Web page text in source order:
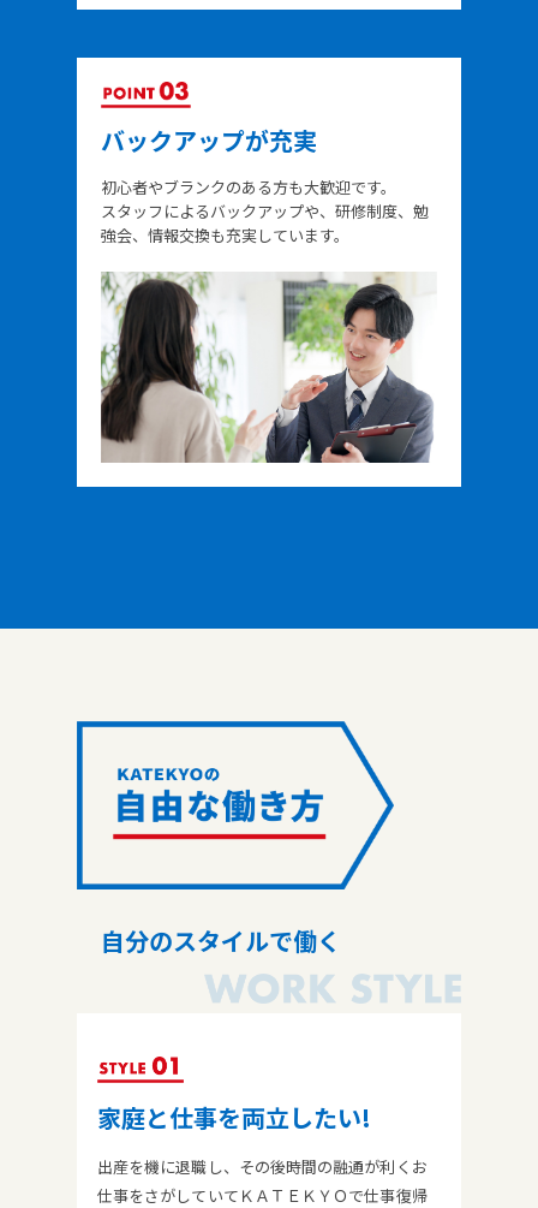
バックアップが充実
初心者やブランクのある方も大歓迎です。
スタッフによるバックアップや、研修制度、勉
強会、情報交換も充実しています。
自分のスタイルで働く
家庭と仕事を両立したい!
出産を機に退職し、その後時間の融通が利くお
仕事をさがしていてＫＡＴＥＫＹＯで仕事復帰